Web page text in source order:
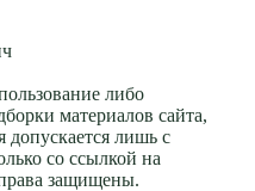
либо
материалов сайта,
допускается лишь с
со ссылкой на
защищены.